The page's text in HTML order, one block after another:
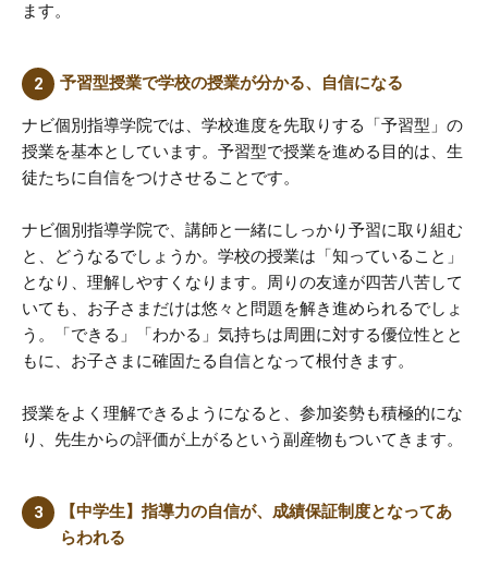
ます。
予習型授業で学校の授業が分かる、自信になる
ナビ個別指導学院では、学校進度を先取りする「予習型」の
授業を基本としています。予習型で授業を進める目的は、生
徒たちに自信をつけさせることです。
ナビ個別指導学院で、講師と一緒にしっかり予習に取り組む
と、どうなるでしょうか。学校の授業は「知っていること」
となり、理解しやすくなります。周りの友達が四苦八苦して
いても、お子さまだけは悠々と問題を解き進められるでしょ
う。「できる」「わかる」気持ちは周囲に対する優位性とと
もに、お子さまに確固たる自信となって根付きます。
授業をよく理解できるようになると、参加姿勢も積極的にな
り、先生からの評価が上がるという副産物もついてきます。
【中学生】指導力の自信が、成績保証制度となってあ
らわれる